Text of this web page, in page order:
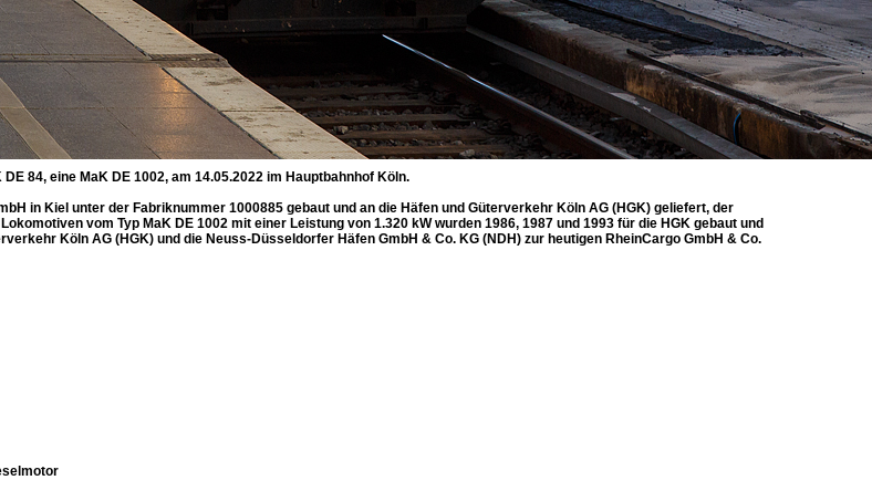
84, eine MaK DE 1002, am 14.05.2022 im Hauptbahnhof Köln.
in Kiel unter der Fabriknummer 1000885 gebaut und an die Häfen und Güterverkehr Köln AG (HGK) geliefert, der
vom Typ MaK DE 1002 mit einer Leistung von 1.320 kW wurden 1986, 1987 und 1993 für die HGK gebaut und
Köln AG (HGK) und die Neuss-Düsseldorfer Häfen GmbH & Co. KG (NDH) zur heutigen RheinCargo GmbH & Co.